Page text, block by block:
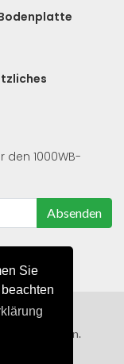
Sie
den 1000WB-
Absenden
vorbehalten.